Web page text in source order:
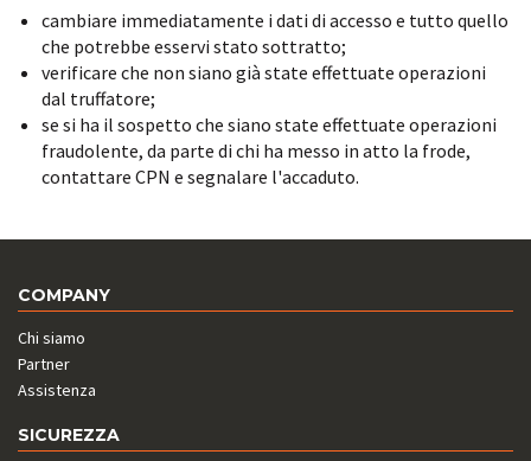
cambiare immediatamente i dati di accesso e tutto quello
che potrebbe esservi stato sottratto;
verificare che non siano già state effettuate operazioni
dal truffatore;
se si ha il sospetto che siano state effettuate operazioni
fraudolente, da parte di chi ha messo in atto la frode,
contattare CPN e segnalare l'accaduto.
COMPANY
Chi siamo
Partner
Assistenza
SICUREZZA